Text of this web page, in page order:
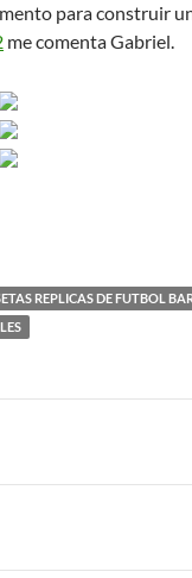
para construir
me comenta Gabriel.
REPLICAS DE FUTBOL